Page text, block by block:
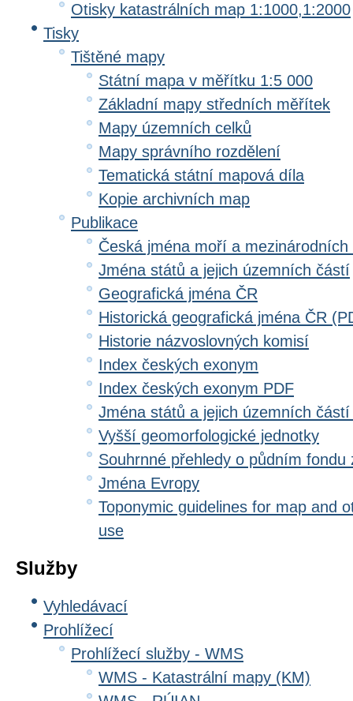
Otisky katastrálních map 1:1000,1:2000
Tisky
Tištěné mapy
Státní mapa v měřítku 1:5 000
Základní mapy středních měřítek
Mapy územních celků
Mapy správního rozdělení
Tematická státní mapová díla
Kopie archivních map
Publikace
Česká jména moří a
Jména států a jejich územních částí
Geografická jména ČR
Historická geografická jména ČR
Historie názvoslovných komisí
Index českých exonym
Index českých exonym PDF
Jména států a jejich územních
Vyšší geomorfologické jednotky
Souhrnné přehledy o půdním fondu
Jména Evropy
Toponymic guidelines for map and
use
Služby
Vyhledávací
Prohlížecí
Prohlížecí služby - WMS
WMS - Katastrální mapy (KM)